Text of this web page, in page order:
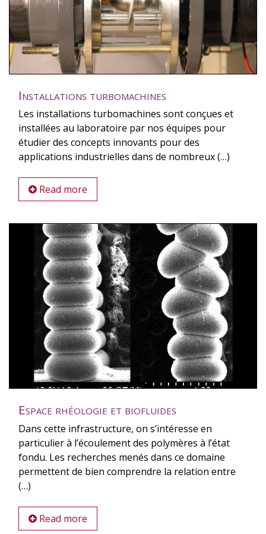
Installations turbomachines
Les installations turbomachines sont conçues et
installées au laboratoire par nos équipes pour
étudier des concepts innovants pour des
applications industrielles dans de nombreux (…)
Read more
Espace rhéologie et biofluides
Dans cette infrastructure, on s’intéresse en
particulier à l’écoulement des polymères à l’état
fondu. Les recherches menés dans ce domaine
permettent de bien comprendre la relation entre
(…)
Read more